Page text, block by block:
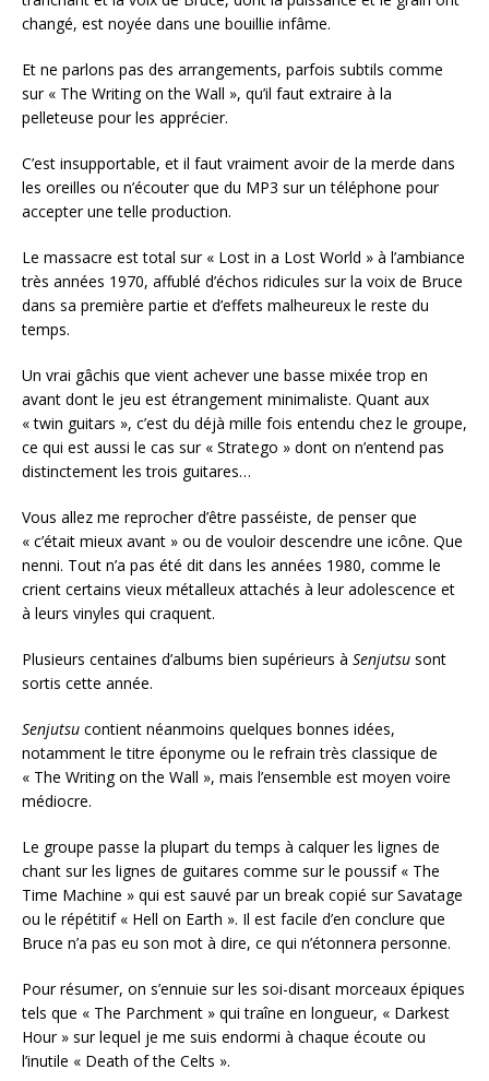
changé, est noyée dans une bouillie infâme.
Et ne parlons pas des arrangements, parfois subtils comme
sur « The Writing on the Wall », qu’il faut extraire à la
pelleteuse pour les apprécier.
C’est insupportable, et il faut vraiment avoir de la merde dans
les oreilles ou n’écouter que du MP3 sur un téléphone pour
accepter une telle production.
Le massacre est total sur « Lost in a Lost World » à l’ambiance
très années 1970, affublé d’échos ridicules sur la voix de Bruce
dans sa première partie et d’effets malheureux le reste du
temps.
Un vrai gâchis que vient achever une basse mixée trop en
avant dont le jeu est étrangement minimaliste. Quant aux
« twin guitars », c’est du déjà mille fois entendu chez le groupe,
ce qui est aussi le cas sur « Stratego » dont on n’entend pas
distinctement les trois guitares…
Vous allez me reprocher d’être passéiste, de penser que
« c’était mieux avant » ou de vouloir descendre une icône. Que
nenni. Tout n’a pas été dit dans les années 1980, comme le
crient certains vieux métalleux attachés à leur adolescence et
à leurs vinyles qui craquent.
Plusieurs centaines d’albums bien supérieurs à Senjutsu sont
sortis cette année.
Senjutsu contient néanmoins quelques bonnes idées,
notamment le titre éponyme ou le refrain très classique de
« The Writing on the Wall », mais l’ensemble est moyen voire
médiocre.
Le groupe passe la plupart du temps à calquer les lignes de
chant sur les lignes de guitares comme sur le poussif « The
Time Machine » qui est sauvé par un break copié sur Savatage
ou le répétitif « Hell on Earth ». Il est facile d’en conclure que
Bruce n’a pas eu son mot à dire, ce qui n’étonnera personne.
Pour résumer, on s’ennuie sur les soi-disant morceaux épiques
tels que « The Parchment » qui traîne en longueur, « Darkest
Hour » sur lequel je me suis endormi à chaque écoute ou
l’inutile « Death of the Celts ».